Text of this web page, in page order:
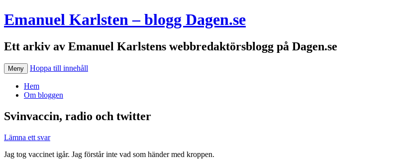
Emanuel Karlsten – blogg Dagen.se
Ett arkiv av Emanuel Karlstens webbredaktörsblogg på Dagen.se
Meny Hoppa till innehåll
Hem
Om bloggen
Svinvaccin, radio och twitter
Lämna ett svar
Jag tog vaccinet igår. Jag förstår inte vad som händer med kroppen.